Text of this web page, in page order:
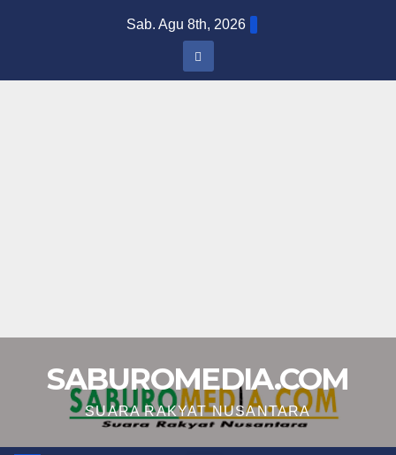
Sab. Agu 8th, 2026
SABUROMEDIA.COM
SUARA RAKYAT NUSANTARA